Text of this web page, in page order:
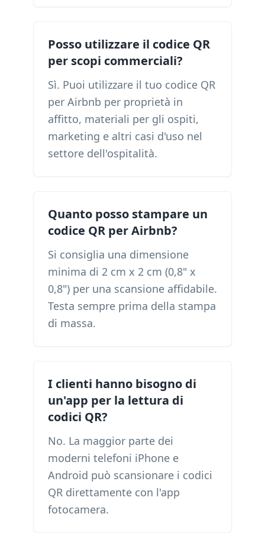
Posso utilizzare il codice QR
per scopi commerciali?
Sì. Puoi utilizzare il tuo codice QR
per Airbnb per proprietà in
affitto, materiali per gli ospiti,
marketing e altri casi d'uso nel
settore dell'ospitalità.
Quanto posso stampare un
codice QR per Airbnb?
Si consiglia una dimensione
minima di 2 cm x 2 cm (0,8" x
0,8") per una scansione affidabile.
Testa sempre prima della stampa
di massa.
I clienti hanno bisogno di
un'app per la lettura di
codici QR?
No. La maggior parte dei
moderni telefoni iPhone e
Android può scansionare i codici
QR direttamente con l'app
fotocamera.